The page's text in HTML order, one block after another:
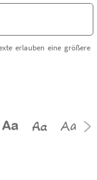
erlauben eine größere